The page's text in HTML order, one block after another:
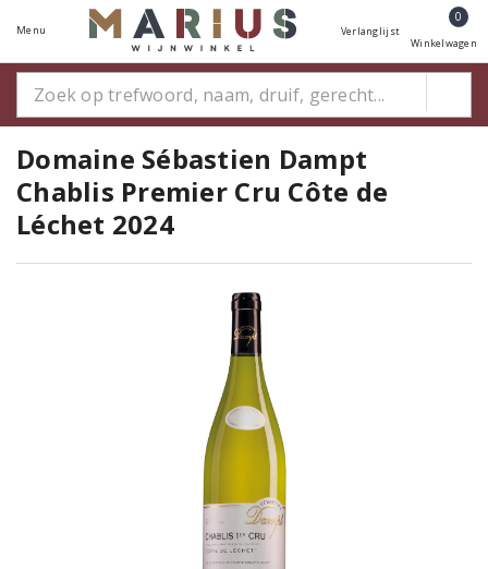
Menu Verlanglijst
0
Winkelwagen
Domaine Sébastien Dampt
Chablis Premier Cru Côte de
Léchet 2024